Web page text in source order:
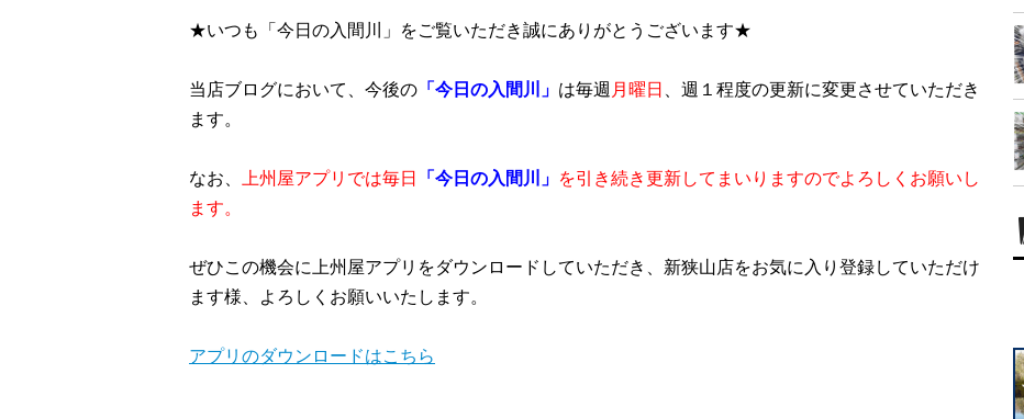
★いつも「今日の入間川」をご覧いただき誠にありがとうございます★
当店ブログにおいて、今後の 「今日の入間川」 は毎週 月曜日 、週１程度の更新に変更させていただき
ます。
なお、 上州屋アプリでは毎日 「今日の入間川」 を引き続き更新してまいりますのでよろしくお願いし
ます。
ぜひこの機会に上州屋アプリをダウンロードしていただき、新狭山店をお気に入り登録していただけ
ます様、よろしくお願いいたします。
アプリのダウンロードはこちら